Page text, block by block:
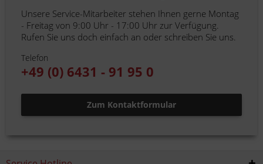
Unsere Service-Mitarbeiter stehen Ihnen gerne Montag
- Freitag von 9:00 Uhr - 17:00 Uhr zur Verfügung.
Rufen Sie uns doch einfach an oder schreiben Sie uns.
Telefon
+49 (0) 6431 - 91 95 0
Zum Kontaktformular